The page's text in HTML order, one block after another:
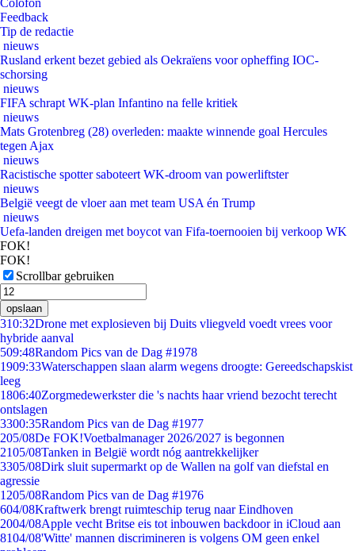
Colofon
Feedback
Tip de redactie
nieuws
Rusland erkent bezet gebied als Oekraïens voor opheffing IOC-
schorsing
nieuws
FIFA schrapt WK-plan Infantino na felle kritiek
nieuws
Mats Grotenbreg (28) overleden: maakte winnende goal Hercules
tegen Ajax
nieuws
Racistische spotter saboteert WK-droom van powerliftster
nieuws
België veegt de vloer aan met team USA én Trump
nieuws
Uefa-landen dreigen met boycot van Fifa-toernooien bij verkoop WK
FOK!
FOK!
Scrollbar gebruiken
opslaan
310:32Drone met explosieven bij Duits vliegveld voedt vrees voor
hybride aanval
509:48Random Pics van de Dag #1978
1909:33Waterschappen slaan alarm wegens droogte: Gereedschapskist
leeg
1806:40Zorgmedewerkster die 's nachts haar vriend bezocht terecht
ontslagen
3300:35Random Pics van de Dag #1977
205/08De FOK!Voetbalmanager 2026/2027 is begonnen
2105/08Tanken in België wordt nóg aantrekkelijker
3305/08Dirk sluit supermarkt op de Wallen na golf van diefstal en
agressie
1205/08Random Pics van de Dag #1976
604/08Kraftwerk brengt ruimteschip terug naar Eindhoven
2004/08Apple vecht Britse eis tot inbouwen backdoor in iCloud aan
8104/08'Witte' mannen discrimineren is volgens OM geen enkel